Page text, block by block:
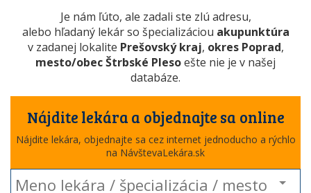
Je nám ľúto, ale zadali ste zlú adresu,
alebo hľadaný lekár so špecializáciou akupunktúra
v zadanej lokalite Prešovský kraj, okres Poprad,
mesto/obec Štrbské Plesoešte nie je v našej
databáze.
Nájdite lekára a objednajte sa online
Nájdite lekára, objednajte sa cez internet jednoducho a rýchlo
na NávštevaLekára.sk